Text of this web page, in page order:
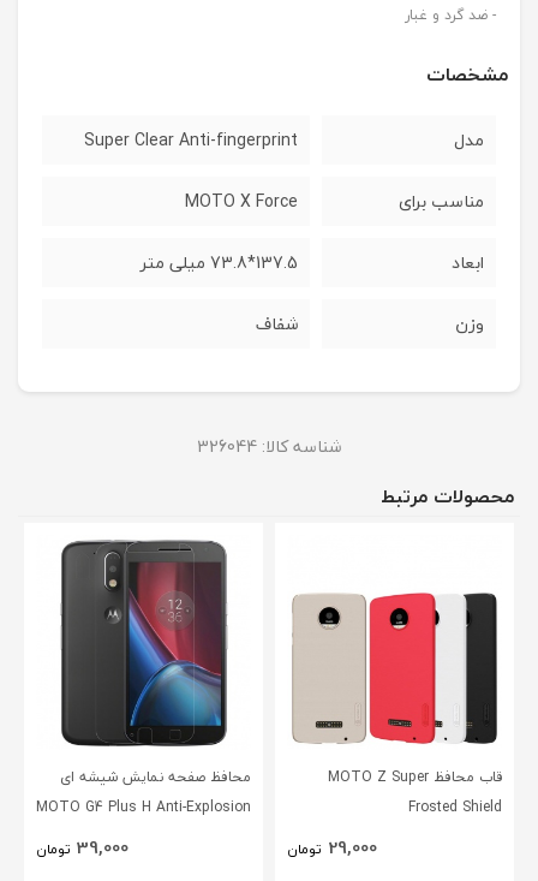
- ضد گرد و غبار
مشخصات
مدل Super Clear Anti-fingerprint
مناسب برای MOTO X Force
ابعاد 137.5*73.8 میلی متر
وزن شفاف
شناسه کالا: 326044
محصولات مرتبط
قاب محافظ MOTO Z Super
Frosted Shield
29,000 تومان
محافظ صفحه نمایش شیشه ای
MOTO G4 Plus H Anti-Explosion
39,000 تومان